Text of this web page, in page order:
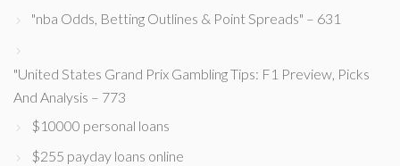
"nba Odds, Betting Outlines & Point Spreads" – 631
"United States Grand Prix Gambling Tips: F1 Preview, Picks
And Analysis – 773
$10000 personal loans
$255 payday loans online